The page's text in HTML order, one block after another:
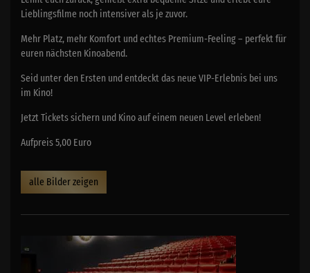
Lieblingsfilme noch intensiver als je zuvor.
Mehr Platz, mehr Komfort und echtes Premium-Feeling – perfekt für
euren nächsten Kinoabend.
Seid unter den Ersten und entdeckt das neue VIP-Erlebnis bei uns
im Kino!
Jetzt Tickets sichern und Kino auf einem neuen Level erleben!
Aufpreis 5,00 Euro
alle Bilder zeigen